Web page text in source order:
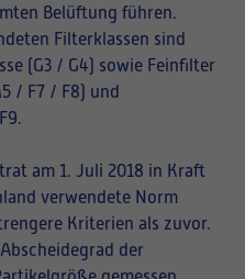
Belüftung führen.
Filterklassen sind
(G3 / G4) sowie Feinfilter
/ F7 / F8) und
am 1. Juli 2018 in Kraft
verwendete Norm
Kriterien als zuvor.
der